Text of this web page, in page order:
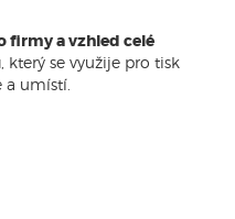
firmy a vzhled celé
, který se využije pro tisk
a umístí.